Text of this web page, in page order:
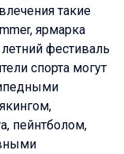
такие
ярмарка
фестиваль
спорта могут
пейнтболом,